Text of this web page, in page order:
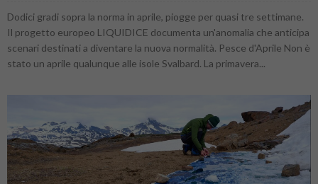
Dodici gradi sopra la norma in aprile, piogge per quasi tre settimane.
Il progetto europeo LIQUIDICE documenta un'anomalia che anticipa
scenari destinati a diventare la nuova normalità. Pesce d'Aprile Non è
stato un aprile qualunque alle isole Svalbard. La primavera...